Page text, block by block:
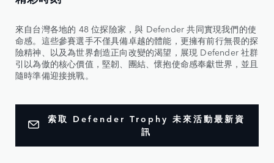
來自台灣各地的 48 位探險家，與 Defender 共同實現我們的使
命感。這些參賽選手不僅具備卓越的體能，更擁有前行無畏的探
險精神、以及為世界創造正向改變的渴望，展現 Defender 社群
引以為傲的核心價值，堅韌、團結、懷抱使命感奉獻世界，並且
隨時準備迎接挑戰。
索取 Defender Trophy 未來活動最新資
訊